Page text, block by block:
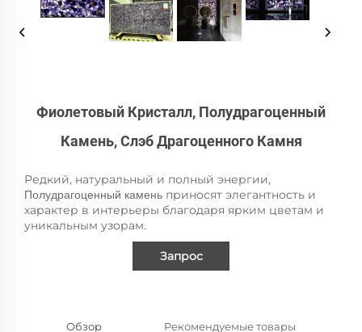
Фиолетовый Кристалл, Полудрагоценный
Камень, Слэб Драгоценного Камня
Редкий, натуральный и полный энергии,
Полудрагоценный камень приносят элегантность и
характер в интерьеры благодаря ярким цветам и
уникальным узорам.
Запрос
Обзор Рекомендуемые товары